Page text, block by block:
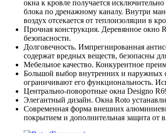
окна к кровле получается
блока по дренажному каналу. Внутри
воздух отсекается от теплоизоляции в
Прочная конструкция. Деревянное окно
безопасности.
Долговечность. Импрегнированная
содержат вредных веществ, безопасны
Мебельное качество. Конкурентное
Большой выбор внутренних и наружных
ограничивают его функциональность.
Центрально-поворотные окна Designo
Элегантный дизайн. Окна Roto
Современная форма внешних
покрытием и дополнительная защита от